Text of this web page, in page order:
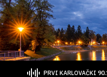
PRVI KARLOVAČKI